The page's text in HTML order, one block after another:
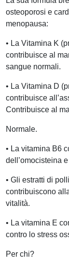
osteoporosi e
menopausa:
• La Vitamina K
contribuisce al
sangue normali.
• La Vitamina D
contribuisce
Contribuisce al
Normale.
• La vitamina B6
dell’omocisteina
• Gli estratti di
contribuiscono
vitalità.
• La vitamina E
contro lo stress
Per chi?